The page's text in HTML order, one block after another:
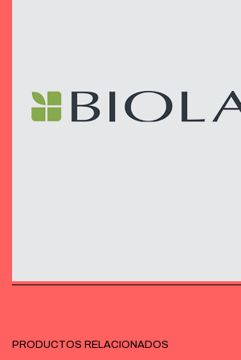
PRODUCTOS RELACIONADOS